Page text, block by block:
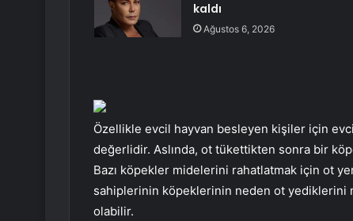
kaldı
Ağustos 6, 2026
Özellikle evcil hayvan besleyen kişiler için
değerlidir. Aslında, ot tükettikten sonra bir
Bazı köpekler midelerini rahatlatmak için ot
sahiplerinin köpeklerinin neden ot yediklerini
olabilir.